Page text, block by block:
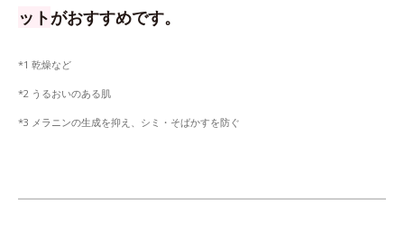
ットがおすすめです。
*1 乾燥など
*2 うるおいのある肌
*3 メラニンの生成を抑え、シミ・そばかすを防ぐ